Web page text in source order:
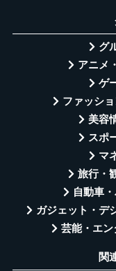
グ
アニメ
ゲ
ファッシ
美容
スポ
マ
旅行・
自動車
ガジェット・デ
芸能・エン
関